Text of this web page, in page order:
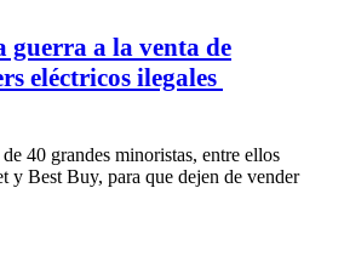
a la venta de
eléctricos ilegales
40 grandes minoristas, entre ellos
y Best Buy, para que dejen de vender